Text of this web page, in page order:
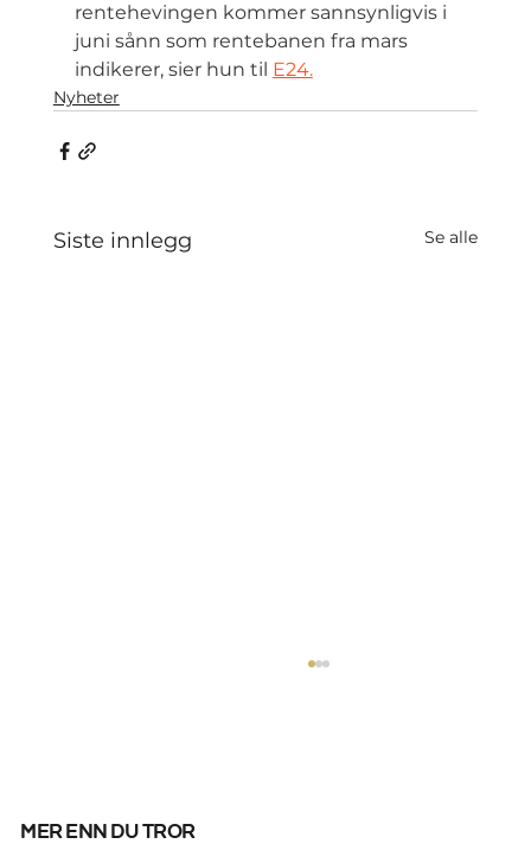
rentehevingen kommer sannsynligvis i
juni sånn som rentebanen fra mars
indikerer, sier hun til E24.
Nyheter
Siste innlegg Se alle
mer enn du tror